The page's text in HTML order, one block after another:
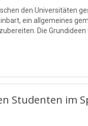
den Universitäten
ein allgemeines
Die
Studenten im